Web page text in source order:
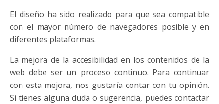
El diseño ha sido realizado para que sea compatible
con el mayor número de navegadores posible y en
diferentes plataformas.
La mejora de la accesibilidad en los contenidos de la
web debe ser un proceso continuo. Para continuar
con esta mejora, nos gustaría contar con tu opinión.
Si tienes alguna duda o sugerencia, puedes contactar